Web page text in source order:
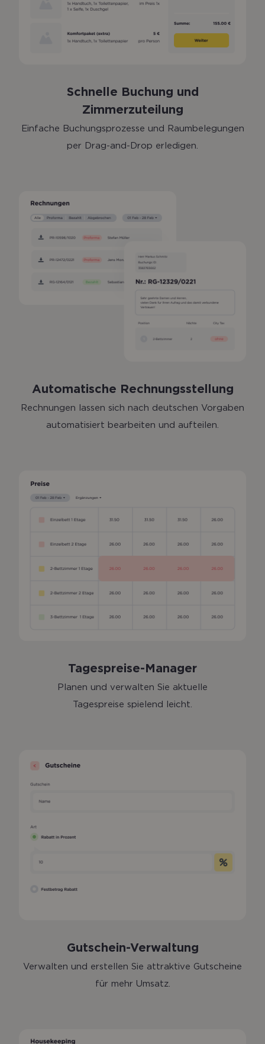
Schnelle Buchung und
Zimmerzuteilung
Einfache Buchungsprozesse und Raumbelegungen
per Drag-and-Drop erledigen.
Automatische Rechnungsstellung
Rechnungen lassen sich nach deutschen Vorgaben
automatisiert bearbeiten und aufteilen.
Tagespreise-Manager
Planen und verwalten Sie aktuelle
Tagespreise spielend leicht.
Gutschein-Verwaltung
Verwalten und erstellen Sie attraktive Gutscheine
für mehr Umsatz.